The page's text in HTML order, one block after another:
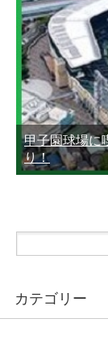
甲子園球場に
り！
カテゴリー